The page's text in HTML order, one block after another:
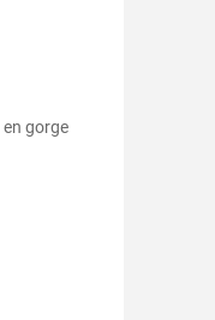
en gorge